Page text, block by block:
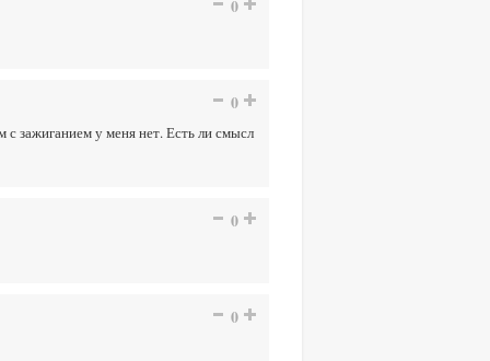
0
0
зажиганием у меня нет. Есть ли смысл
0
0